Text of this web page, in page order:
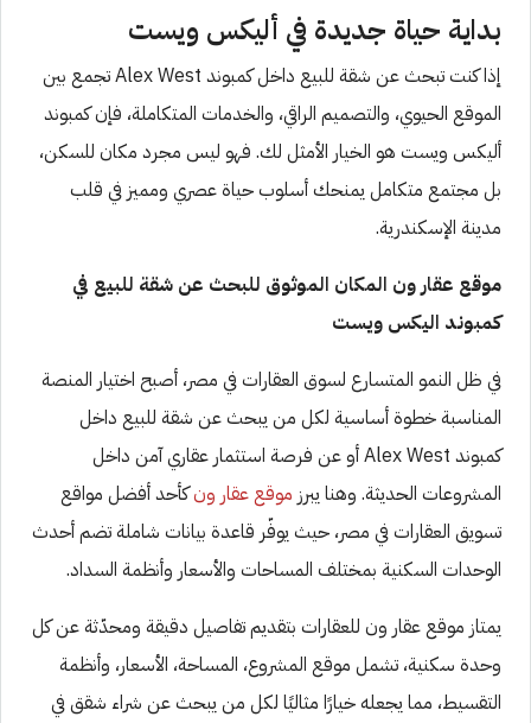
بداية حياة جديدة في أليكس ويست
إذا كنت تبحث عن شقة للبيع داخل كمبوند Alex West تجمع بين
الموقع الحيوي، والتصميم الراقي، والخدمات المتكاملة، فإن كمبوند
أليكس ويست هو الخيار الأمثل لك. فهو ليس مجرد مكان للسكن،
بل مجتمع متكامل يمنحك أسلوب حياة عصري ومميز في قلب
مدينة الإسكندرية.
موقع عقار ون المكان الموثوق للبحث عن شقة للبيع في
كمبوند اليكس ويست
في ظل النمو المتسارع لسوق العقارات في مصر، أصبح اختيار المنصة
المناسبة خطوة أساسية لكل من يبحث عن شقة للبيع داخل
كمبوند Alex West أو عن فرصة استثمار عقاري آمن داخل
المشروعات الحديثة. وهنا يبرز موقع عقار ونكأحد أفضل مواقع
تسويق العقارات في مصر، حيث يوفّر قاعدة بيانات شاملة تضم أحدث
الوحدات السكنية بمختلف المساحات والأسعار وأنظمة السداد.
يمتاز موقع عقار ون للعقارات بتقديم تفاصيل دقيقة ومحدّثة عن كل
وحدة سكنية، تشمل موقع المشروع، المساحة، الأسعار، وأنظمة
التقسيط، مما يجعله خيارًا مثاليًا لكل من يبحث عن شراء شقق في